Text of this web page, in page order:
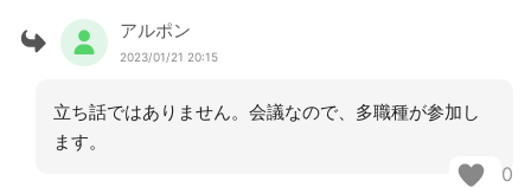
アルポン
2023/01/21 20:15
立ち話ではありません。会議なので、多職種が参加し
ます。
0